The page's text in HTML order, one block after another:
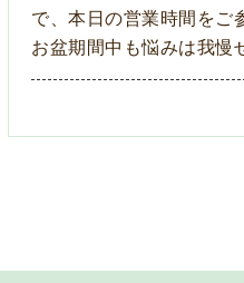
で、本日の営業時間をご
お盆期間中も悩みは我慢